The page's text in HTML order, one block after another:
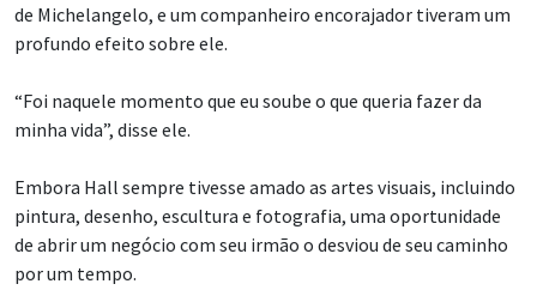
de Michelangelo, e um companheiro encorajador tiveram um
profundo efeito sobre ele.
“Foi naquele momento que eu soube o que queria fazer da
minha vida”, disse ele.
Embora Hall sempre tivesse amado as artes visuais, incluindo
pintura, desenho, escultura e fotografia, uma oportunidade
de abrir um negócio com seu irmão o desviou de seu caminho
por um tempo.